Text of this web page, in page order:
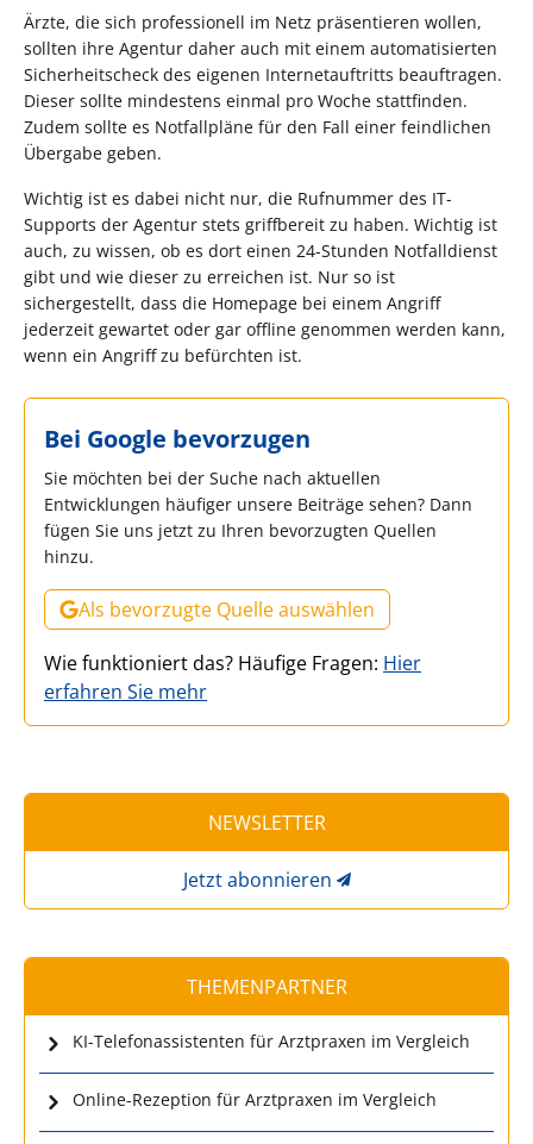
Ärzte, die sich professionell im Netz präsentieren wollen,
sollten ihre Agentur daher auch mit einem automatisierten
Sicherheitscheck des eigenen Internetauftritts beauftragen.
Dieser sollte mindestens einmal pro Woche stattfinden.
Zudem sollte es Notfallpläne für den Fall einer feindlichen
Übergabe geben.
Wichtig ist es dabei nicht nur, die Rufnummer des IT-
Supports der Agentur stets griffbereit zu haben. Wichtig ist
auch, zu wissen, ob es dort einen 24-Stunden Notfalldienst
gibt und wie dieser zu erreichen ist. Nur so ist
sichergestellt, dass die Homepage bei einem Angriff
jederzeit gewartet oder gar offline genommen werden kann,
wenn ein Angriff zu befürchten ist.
Bei Google bevorzugen
Sie möchten bei der Suche nach aktuellen
Entwicklungen häufiger unsere Beiträge sehen? Dann
fügen Sie uns jetzt zu Ihren bevorzugten Quellen
hinzu.
Als bevorzugte Quelle auswählen
Wie funktioniert das? Häufige Fragen: Hier
erfahren Sie mehr
NEWSLETTER
Jetzt abonnieren
THEMENPARTNER
KI-Telefonassistenten für Arztpraxen im Vergleich
Online-Rezeption für Arztpraxen im Vergleich